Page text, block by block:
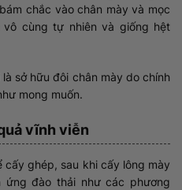
chắc vào chân mày và mọc
vô cùng tự nhiên và giống hệt
sở hữu đôi chân mày do chính
mong muốn.
vĩnh viễn
ghép, sau khi cấy lông mày
đào thải như các phương